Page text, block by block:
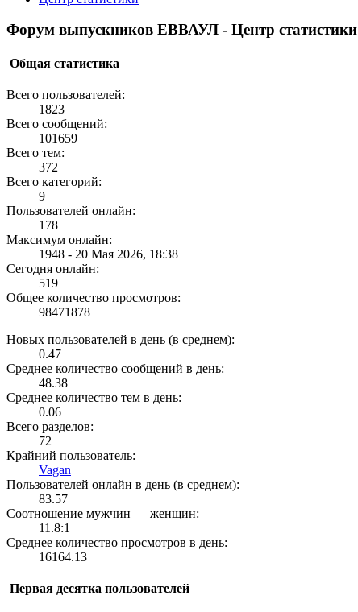
Форум выпускников ЕВВАУЛ - Центр статистики
Общая статистика
Всего пользователей:
1823
Всего сообщений:
101659
Всего тем:
372
Всего категорий:
9
Пользователей онлайн:
178
Максимум онлайн:
1948 - 20 Мая 2026, 18:38
Сегодня онлайн:
519
Общее количество просмотров:
98471878
Новых пользователей в день (в среднем):
0.47
Среднее количество сообщений в день:
48.38
Среднее количество тем в день:
0.06
Всего разделов:
72
Крайний пользователь:
Vagan
Пользователей онлайн в день (в среднем):
83.57
Соотношение мужчин — женщин:
11.8:1
Среднее количество просмотров в день:
16164.13
Первая десятка пользователей